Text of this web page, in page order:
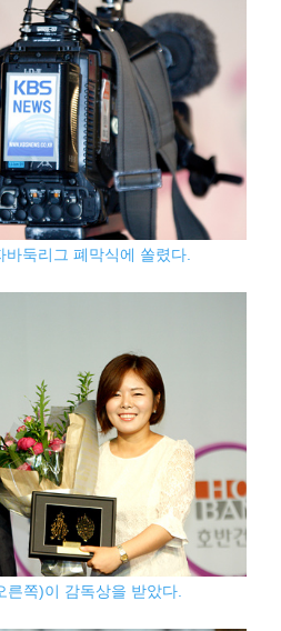
둑리그 폐막식에 쏠렸다.
쪽)이 감독상을 받았다.